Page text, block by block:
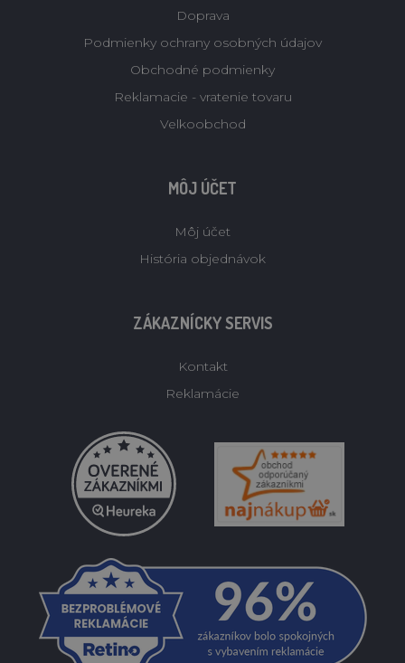
Doprava
Podmienky ochrany osobných údajov
Obchodné podmienky
Reklamacie - vratenie tovaru
Velkoobchod
MÔJ ÚČET
Môj účet
História objednávok
ZÁKAZNÍCKY SERVIS
Kontakt
Reklamácie